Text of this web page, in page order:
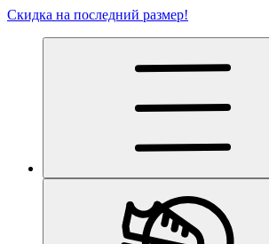
Скидка на последний размер!